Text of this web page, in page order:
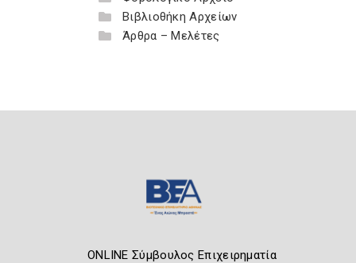
Βιβλιοθήκη Αρχείων
Άρθρα – Μελέτες
ONLINE Σύμβουλος Επιχειρηματία